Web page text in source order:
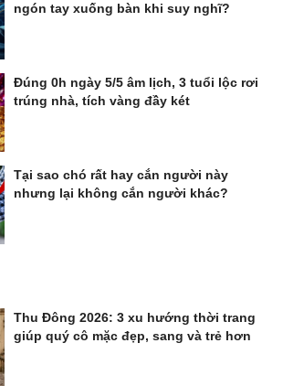
ngón tay xuống bàn khi suy nghĩ?
Đúng 0h ngày 5/5 âm lịch, 3 tuổi lộc rơi
trúng nhà, tích vàng đầy két
Tại sao chó rất hay cắn người này
nhưng lại không cắn người khác?
Thu Đông 2026: 3 xu hướng thời trang
giúp quý cô mặc đẹp, sang và trẻ hơn